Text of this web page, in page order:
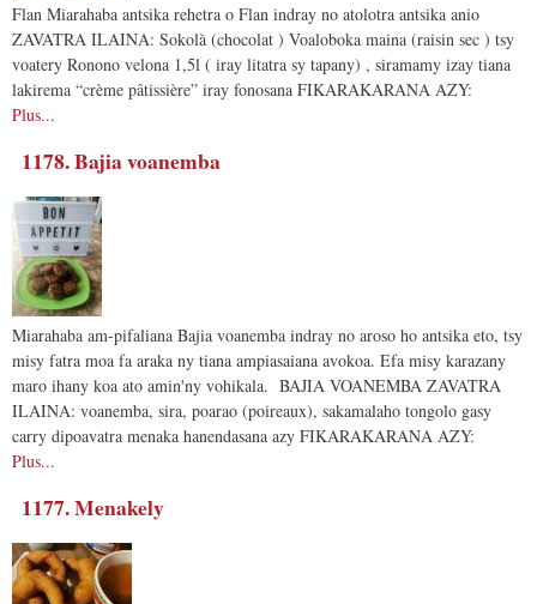
Flan Miarahaba antsika rehetra o Flan indray no atolotra antsika anio
ZAVATRA ILAINA: Sokolà (chocolat ) Voaloboka maina (raisin sec ) tsy
voatery Ronono velona 1,5l ( iray litatra sy tapany) , siramamy izay tiana
lakirema “crème pâtissière” iray fonosana FIKARAKARANA AZY:
Plus...
1178. Bajia voanemba
Miarahaba am-pifaliana Bajia voanemba indray no aroso ho antsika eto, tsy
misy fatra moa fa araka ny tiana ampiasaiana avokoa. Efa misy karazany
maro ihany koa ato amin'ny vohikala. BAJIA VOANEMBA ZAVATRA
ILAINA: voanemba, sira, poarao (poireaux), sakamalaho tongolo gasy
carry dipoavatra menaka hanendasana azy FIKARAKARANA AZY:
Plus...
1177. Menakely